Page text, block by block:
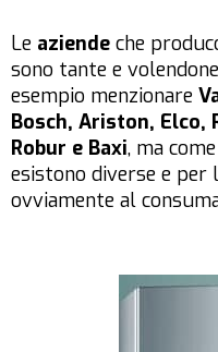
Le aziende che
sono tante e
esempio menzionare
Bosch, Ariston, Elco,
Robur e Baxi, ma
esistono diverse e per
ovviamente al